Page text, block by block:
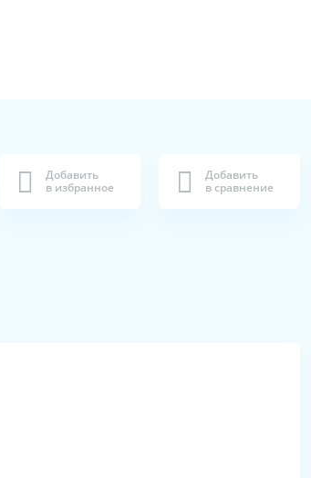
Добавить
в избранное
Добавить
в сравнение